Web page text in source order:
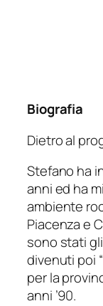
Biografia
Dietro al
Stefano ha
anni ed ha
ambiente
Piacenza e
sono stati gli
divenuti poi
per la
anni ’90.